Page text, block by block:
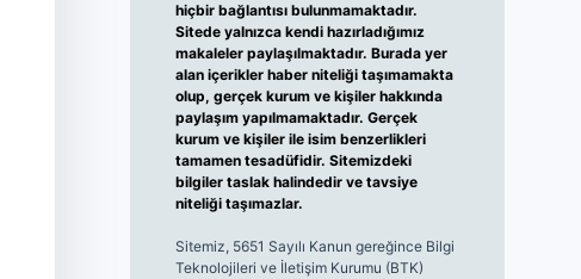
hiçbir bağlantısı bulunmamaktadır.
Sitede yalnızca kendi hazırladığımız
makaleler paylaşılmaktadır. Burada yer
alan içerikler haber niteliği taşımamakta
olup, gerçek kurum ve kişiler hakkında
paylaşım yapılmamaktadır. Gerçek
kurum ve kişiler ile isim benzerlikleri
tamamen tesadüfidir. Sitemizdeki
bilgiler taslak halindedir ve tavsiye
niteliği taşımazlar.
Sitemiz, 5651 Sayılı Kanun gereğince Bilgi
Teknolojileri ve İletişim Kurumu (BTK)